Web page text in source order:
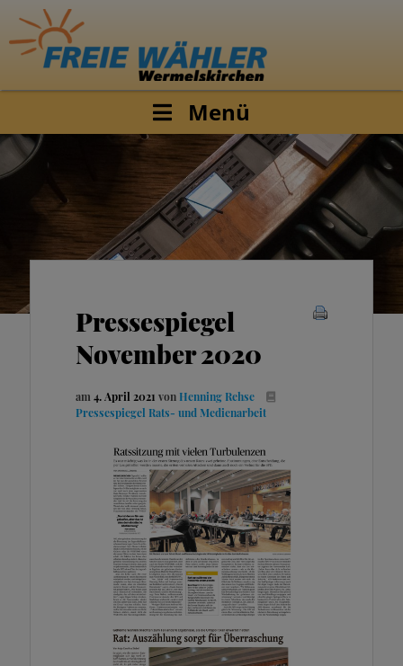
Menü
Pressespiegel
November 2020
am 4. April 2021 von Henning Rehse
Pressespiegel Rats- und Medienarbeit